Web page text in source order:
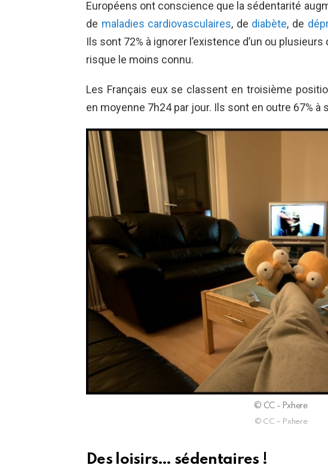
Européens ont conscience que la sédentarité
de maladies cardiovasculaires, de diabète, de
Ils sont 72% à ignorer l’existence d’un ou
risque le moins connu.
Les Français eux se classent en troisième
en moyenne 7h24 par jour. Ils sont en outre 67%
© CC - Pxhere
© CC – Pxhere
Des loisirs… sédentaires !